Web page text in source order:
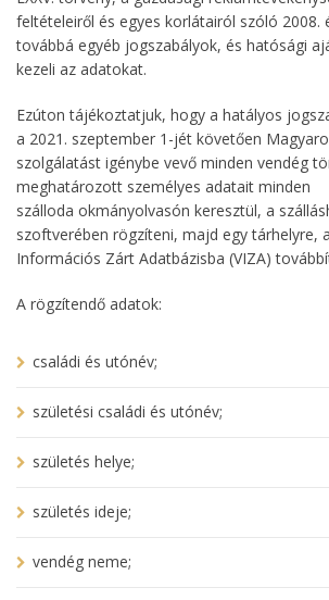
feltételeiről és egyes korlátairól szóló 2008.
továbbá egyéb jogszabályok, és hatósági
kezeli az adatokat.
Ezúton tájékoztatjuk, hogy a hatályos
a 2021. szeptember 1-jét követően
szolgálatást igénybe vevő minden vendég
meghatározott személyes adatait minden
szálloda okmányolvasón keresztül, a
szoftverében rögzíteni, majd egy tárhelyre,
Információs Zárt Adatbázisba (VIZA)
A rögzítendő adatok:
családi és utónév;
születési családi és utónév;
születés helye;
születés ideje;
vendég neme;